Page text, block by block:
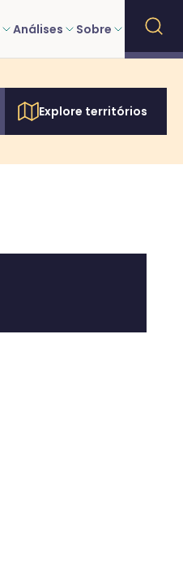
Análises Sobre
Explore territórios